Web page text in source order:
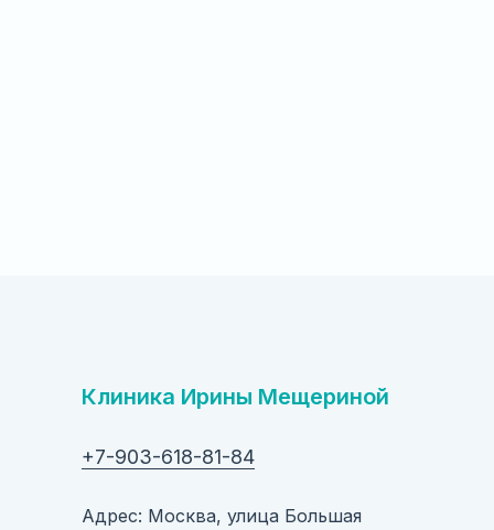
Клиника Ирины Мещериной
Адрес: Москва, улица Большая
+7-903-618-81-84